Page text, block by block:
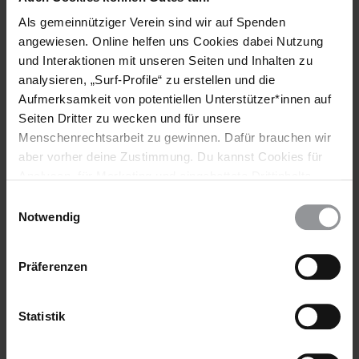
Als gemeinnütziger Verein sind wir auf Spenden
angewiesen. Online helfen uns Cookies dabei Nutzung
und Interaktionen mit unseren Seiten und Inhalten zu
analysieren, „Surf-Profile“ zu erstellen und die
Aufmerksamkeit von potentiellen Unterstützer*innen auf
Seiten Dritter zu wecken und für unsere
Menschenrechtsarbeit zu gewinnen. Dafür brauchen wir
aber vorher deine Zustimmung. Du kannst Cookies für
wieder ändern. Diesen Banner kannst Du über den Link
Notwendig
Präferenzen
Statistik
Bosnien Und Herzegowina
Themen
Diskriminierung Ethnische Minderheiten Gesundheit